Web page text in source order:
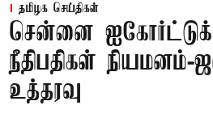
தமிழக செய்திகள்
சென்னை
நீதிபதிகள் நியமனம்-
உத்தரவு